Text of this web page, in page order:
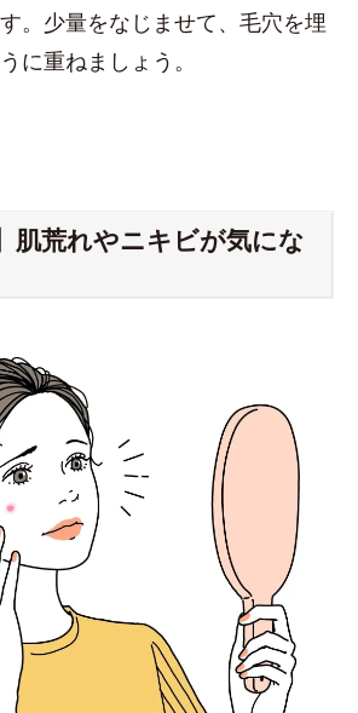
。少量をなじませて、毛穴を埋
に重ねましょう。
肌荒れやニキビが気にな